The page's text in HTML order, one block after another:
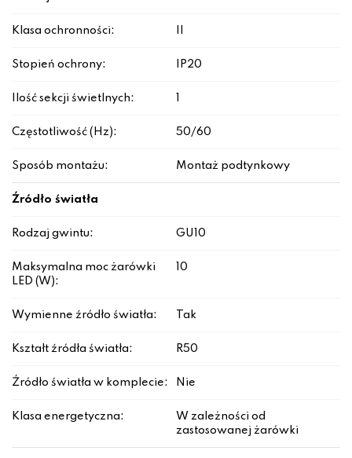
Klasa ochronności:
Stopień ochrony: IP20
Ilość sekcji świetlnych:
Częstotliwość (Hz): 50/60
Sposób montażu: Montaż podtynkowy
Źródło światła
Rodzaj gwintu: GU10
Maksymalna moc żarówki
LED (W):
10
Wymienne źródło światła: Tak
Kształt źródła światła: R50
Źródło światła w komplecie: Nie
Klasa energetyczna:
W zależności od
zastosowanej żarówki